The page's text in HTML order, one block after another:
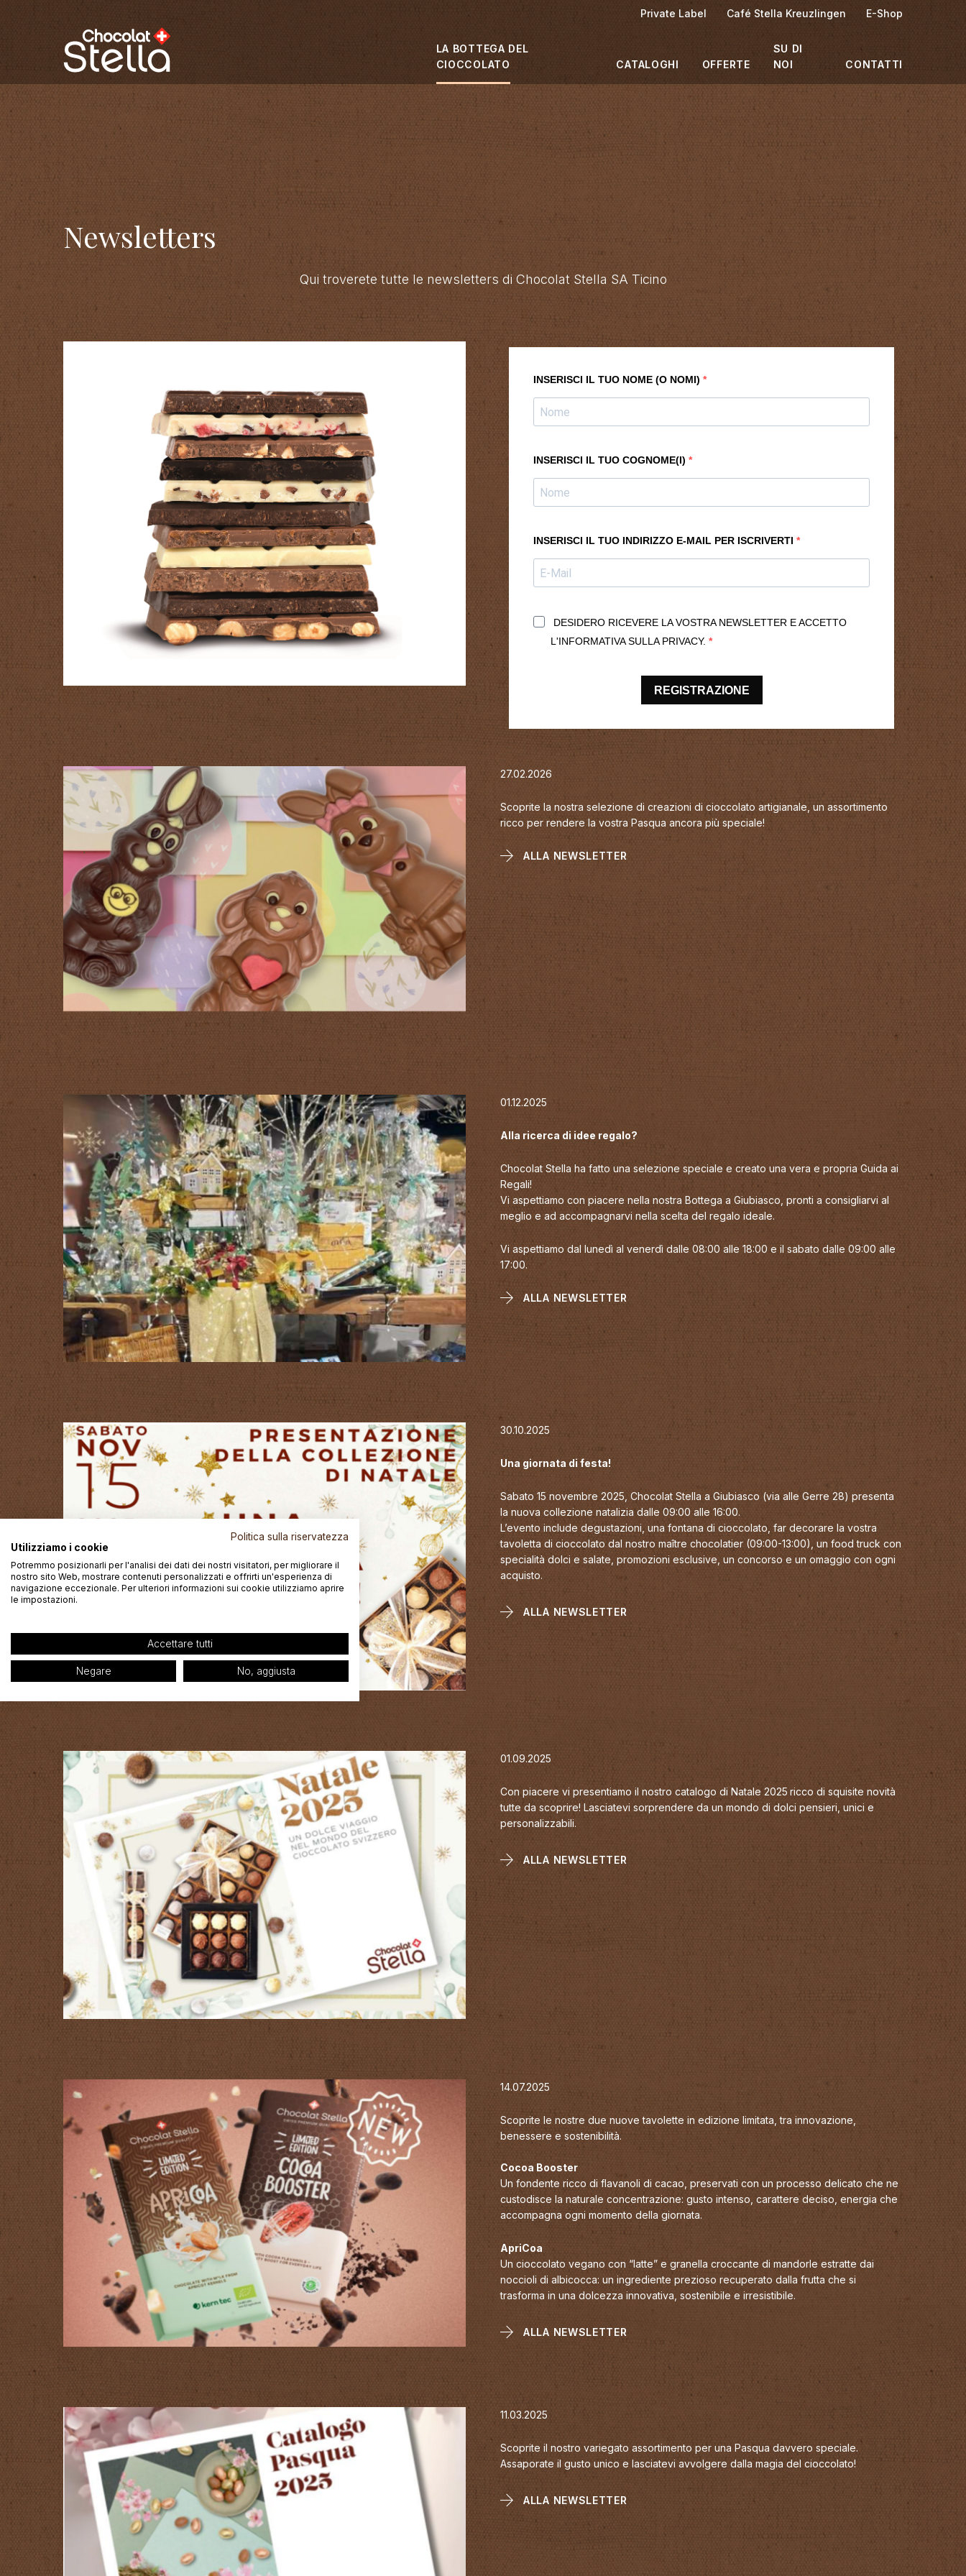
Private Label Café Stella Kreuzlingen E-Shop
LA BOTTEGA DEL
CIOCCOLATO
CATALOGHI OFFERTE
SU DI
NOI
CONTATTI
Newsletters
Qui troverete tutte le newsletters di Chocolat Stella SA Ticino
INSERISCI IL TUO NOME (O NOMI)
INSERISCI IL TUO COGNOME(I)
INSERISCI IL TUO INDIRIZZO E-MAIL PER ISCRIVERTI
DESIDERO RICEVERE LA VOSTRA NEWSLETTER E ACCETTO
L'INFORMATIVA SULLA PRIVACY.
REGISTRAZIONE
27.02.2026
Scoprite la nostra selezione di creazioni di cioccolato artigianale, un assortimento
ricco per rendere la vostra Pasqua ancora più speciale!
ALLA NEWSLETTER
01.12.2025
Alla ricerca di idee regalo?
Chocolat Stella ha fatto una selezione speciale e creato una vera e propria Guida ai
Regali!
Vi aspettiamo con piacere nella nostra Bottega a Giubiasco, pronti a consigliarvi al
meglio e ad accompagnarvi nella scelta del regalo ideale.
Vi aspettiamo dal lunedì al venerdì dalle 08:00 alle 18:00 e il sabato dalle 09:00 alle
17:00.
ALLA NEWSLETTER
30.10.2025
Una giornata di festa!
Sabato 15 novembre 2025, Chocolat Stella a Giubiasco (via alle Gerre 28) presenta
la nuova collezione natalizia dalle 09:00 alle 16:00.
L’evento include degustazioni, una fontana di cioccolato, far decorare la vostra
tavoletta di cioccolato dal nostro maître chocolatier (09:00-13:00), un food truck con
specialità dolci e salate, promozioni esclusive, un concorso e un omaggio con ogni
acquisto.
ALLA NEWSLETTER
01.09.2025
Con piacere vi presentiamo il nostro catalogo di Natale 2025 ricco di squisite novità
tutte da scoprire! Lasciatevi sorprendere da un mondo di dolci pensieri, unici e
personalizzabili.
ALLA NEWSLETTER
14.07.2025
Scoprite le nostre due nuove tavolette in edizione limitata, tra innovazione,
benessere e sostenibilità.
Cocoa Booster
Un fondente ricco di flavanoli di cacao, preservati con un processo delicato che ne
custodisce la naturale concentrazione: gusto intenso, carattere deciso, energia che
accompagna ogni momento della giornata.
ApriCoa
Un cioccolato vegano con “latte” e granella croccante di mandorle estratte dai
noccioli di albicocca: un ingrediente prezioso recuperato dalla frutta che si
trasforma in una dolcezza innovativa, sostenibile e irresistibile.
ALLA NEWSLETTER
11.03.2025
Scoprite il nostro variegato assortimento per una Pasqua davvero speciale.
Assaporate il gusto unico e lasciatevi avvolgere dalla magia del cioccolato!
ALLA NEWSLETTER
Politica sulla riservatezza
Utilizziamo i cookie
Potremmo posizionarli per l'analisi dei dati dei nostri visitatori, per migliorare il
nostro sito Web, mostrare contenuti personalizzati e offrirti un'esperienza di
navigazione eccezionale. Per ulteriori informazioni sui cookie utilizziamo aprire
le impostazioni.
Accettare tutti
Negare No, aggiusta